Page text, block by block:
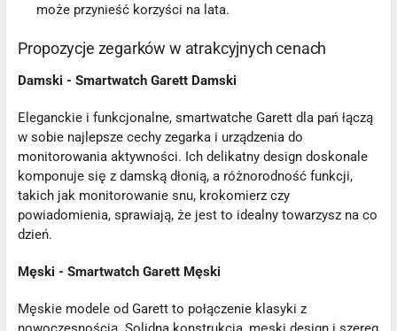
może przynieść korzyści na lata.
Propozycje zegarków w atrakcyjnych cenach
Damski - Smartwatch Garett Damski
Eleganckie i funkcjonalne, smartwatche Garett dla pań łączą
w sobie najlepsze cechy zegarka i urządzenia do
monitorowania aktywności. Ich delikatny design doskonale
komponuje się z damską dłonią, a różnorodność funkcji,
takich jak monitorowanie snu, krokomierz czy
powiadomienia, sprawiają, że jest to idealny towarzysz na co
dzień.
Męski - Smartwatch Garett Męski
Męskie modele od Garett to połączenie klasyki z